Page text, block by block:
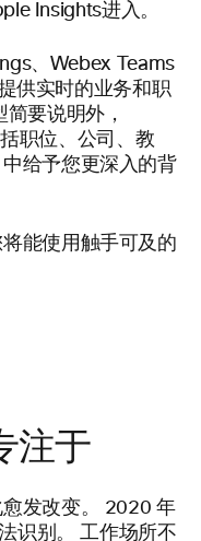
Insights进入。
、Webex Teams
供实时的业务和职
要说明外，
职位、公司、教
给予您更深入的背
能使用触手可及的
注于
发改变。 2020 年
识别。 工作场所不